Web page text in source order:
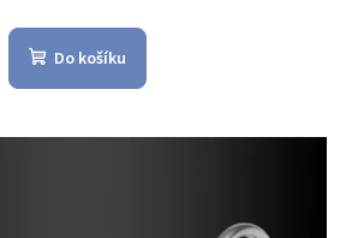
Do košíku